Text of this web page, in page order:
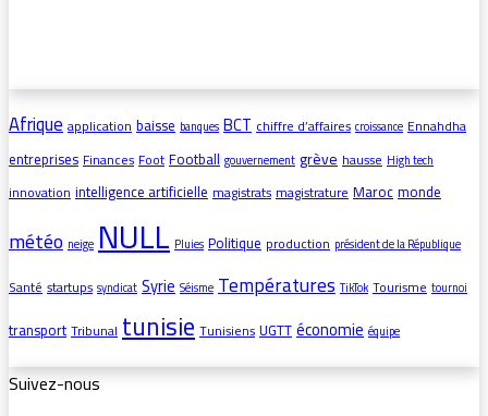
Afriqueapplicationbaisse banques BCTchiffre d’affaires croissance Ennahdha
entreprisesFinancesFootFootball gouvernement grèvehausse High tech
innovationintelligence artificiellemagistratsmagistratureMarocmonde
météo neige NULL Pluies Politique production président de la République
Santéstartups syndicat Syrie Séisme Températures TikTok Tourisme tournoi
transportTribunaltunisieTunisiensUGTTéconomie équipe
Suivez-nous